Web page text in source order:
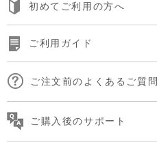
初めてご利用の方へ
ご利用ガイド
ご注文前のよくあるご質問
ご購入後のサポート